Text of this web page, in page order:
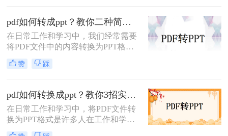
文件转换为PPT格式以便于制作演示
文稿。那么PDF怎样转换成PPT呢？
在本文中，我们将介绍三种方法，以
帮助您将PDF文件转换为PPT文件。
pdf如何转成ppt？教你二种简单实用的转换方法!
在日常工作和学习中，我们经常需要
将PDF文件中的内容转换为PPT格
式，以便于演示和分享。那么PDF如
何转成PPT呢？以下是两种常用的方
换。
赞 踩
pdf如何转换成ppt？教你3招实用方法轻松搞定！
在日常工作和学习中，将PDF文件转
换为PPT格式是许多人在工作和学习
中常遇到的需求，特别是当需要将